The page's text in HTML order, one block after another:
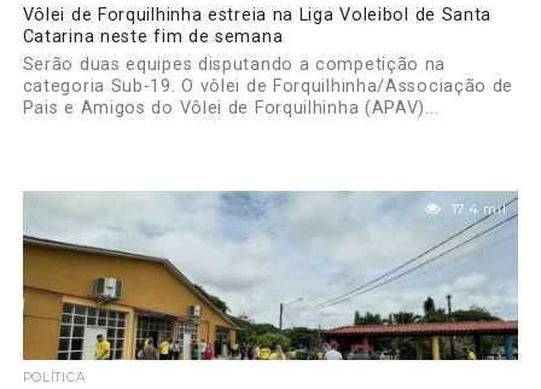
Vôlei de Forquilhinha estreia na Liga Voleibol de Santa
Catarina neste fim de semana
Serão duas equipes disputando a competição na
categoria Sub-19. O vôlei de Forquilhinha/Associação de
Pais e Amigos do Vôlei de Forquilhinha (APAV)...
17.4 mil
POLÍTICA